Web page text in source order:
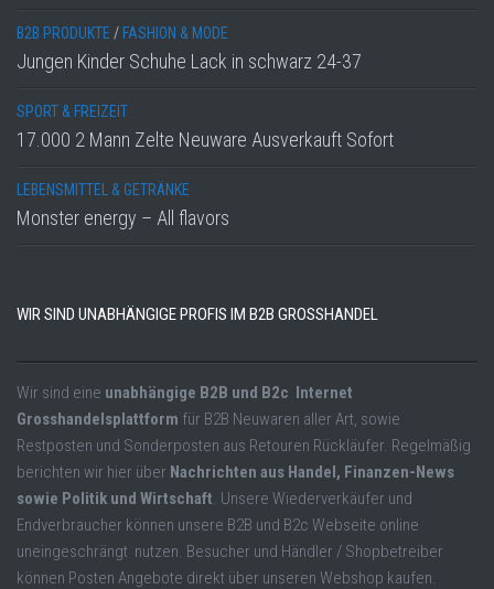
B2B PRODUKTE /FASHION & MODE
Jungen Kinder Schuhe Lack in schwarz 24-37
SPORT & FREIZEIT
17.000 2 Mann Zelte Neuware Ausverkauft Sofort
LEBENSMITTEL & GETRÄNKE
Monster energy – All flavors
WIR SIND UNABHÄNGIGE PROFIS IM B2B GROSSHANDEL
Wir sind eine unabhängige B2B und B2c Internet
Grosshandelsplattform für B2B Neuwaren aller Art, sowie
Restposten und Sonderposten aus Retouren Rückläufer. Regelmäßig
berichten wir hier über Nachrichten aus Handel, Finanzen-News
sowie Politik und Wirtschaft . Unsere Wiederverkäufer und
Endverbraucher können unsere B2B und B2c Webseite online
uneingeschrängt nutzen. Besucher und Händler / Shopbetreiber
können Posten Angebote direkt über unseren Webshop kaufen.